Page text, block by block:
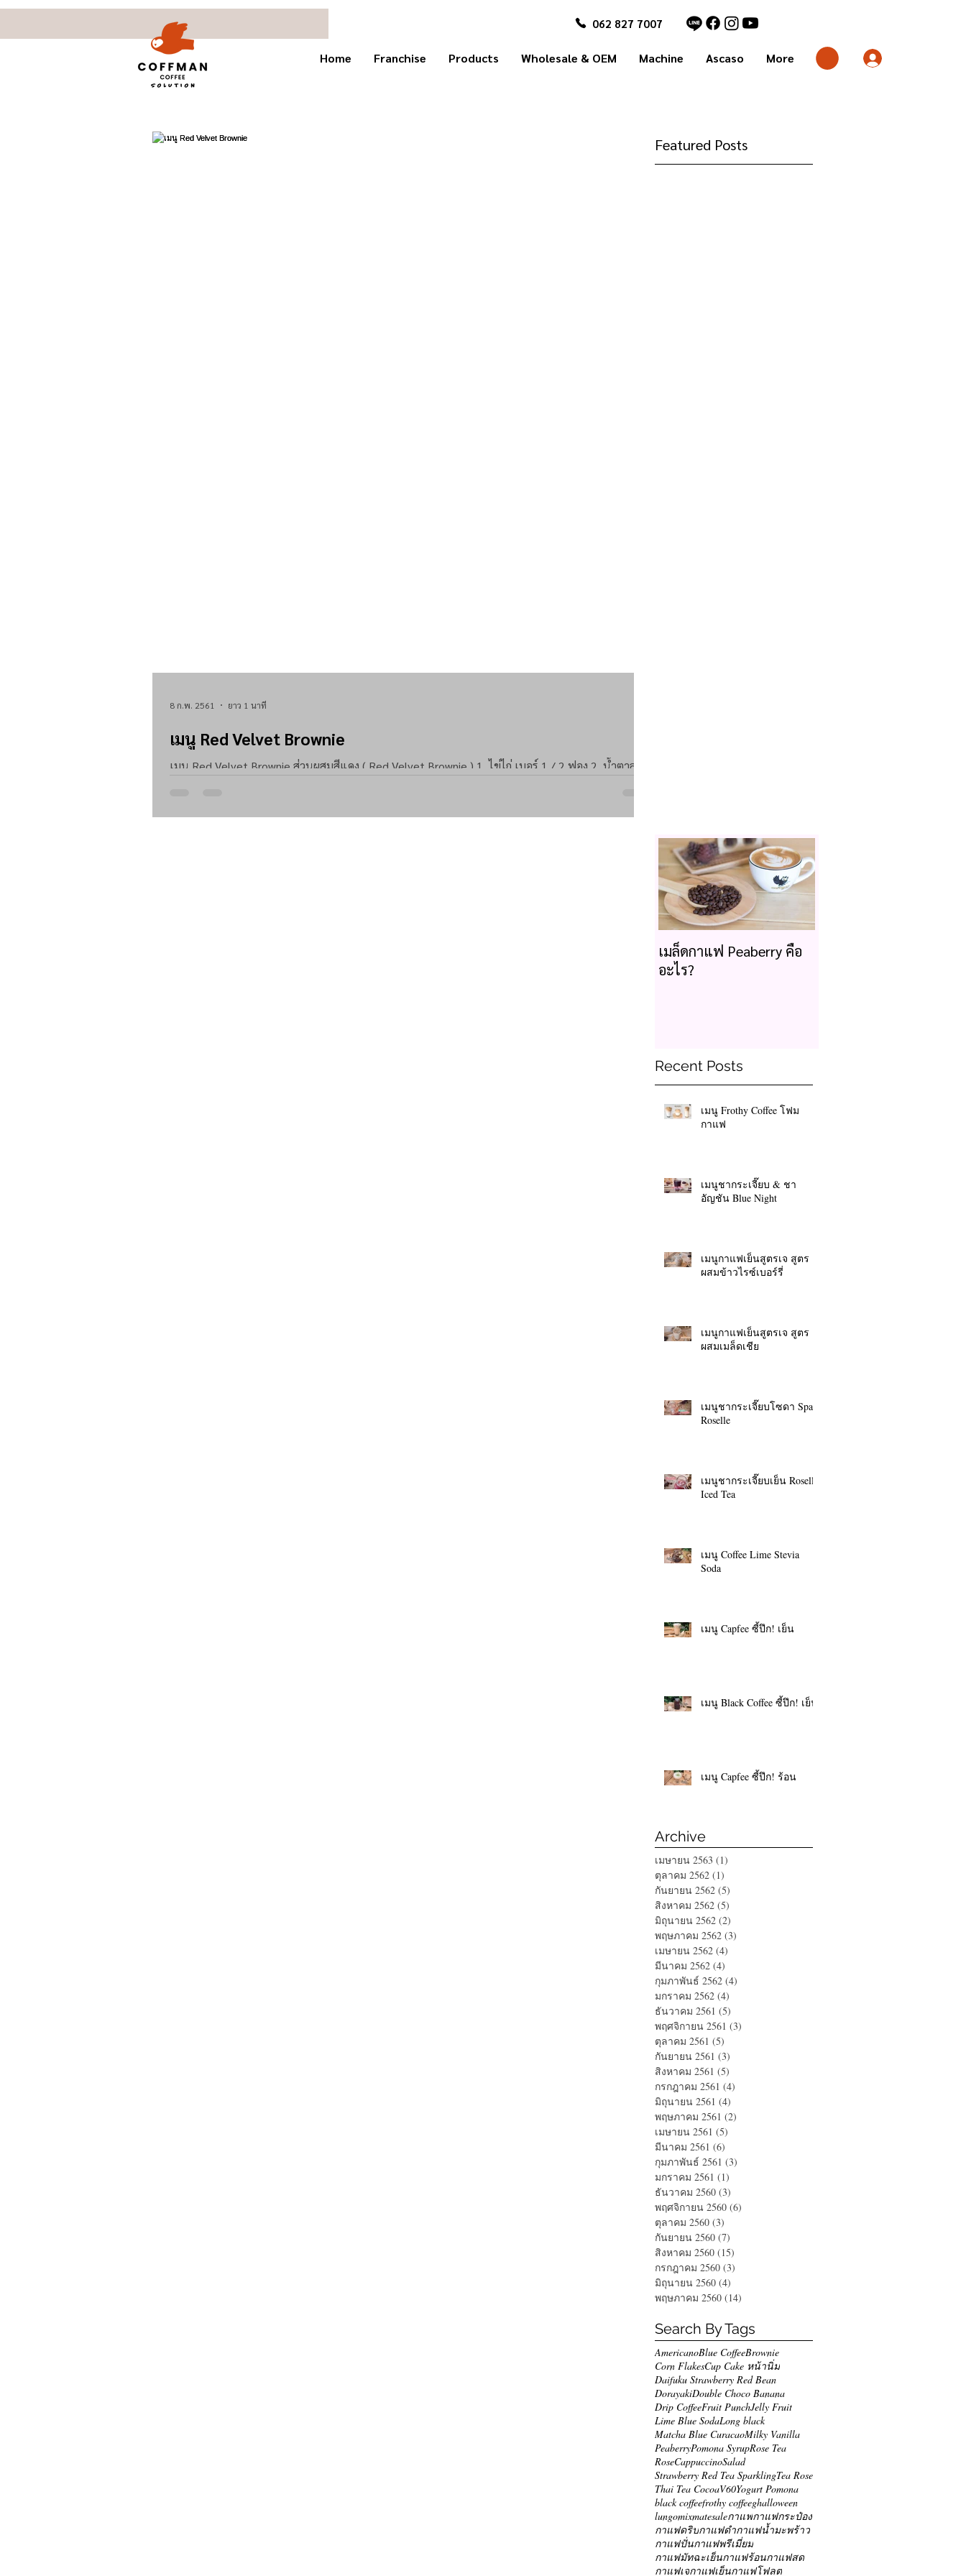
062 827 7007
Home Franchise Products Wholesale & OEM Machine Ascaso More
เมนู Red Velvet Brownie
เมนู Red Velvet Brownie ส่วนผสมสีแดง ( Red Velvet Brownie ) 1. ไข่ไก่ เบอร์ 1 / 2 ฟอง 2. น้ำตาล
8 ก.พ. 2561 ยาว 1 นาที
Featured Posts
เมล็ดกาแฟ Peaberry คือ
อะไร?
Recent Posts
เมนู Frothy Coffee โฟม
กาแฟ
เมนูชากระเจี๊ยบ & ชา
อัญชัน Blue Night
เมนูกาแฟเย็นสูตรเจ สูตร
ผสมข้าวไรซ์เบอร์รี่
เมนูกาแฟเย็นสูตรเจ สูตร
ผสมเมล็ดเชีย
เมนูชากระเจี๊ยบโซดา Spark
Roselle
เมนูชากระเจี๊ยบเย็น Roselle
Iced Tea
เมนู Coffee Lime Stevia
Soda
เมนู Capfee ซี้ปึก! เย็น
เมนู Black Coffee ซี้ปึก! เย็น
เมนู Capfee ซี้ปึก! ร้อน
Archive
เมษายน 2563 (1)
ตุลาคม 2562 (1)
กันยายน 2562 (5)
สิงหาคม 2562 (5)
มิถุนายน 2562 (2)
พฤษภาคม 2562 (3)
เมษายน 2562 (4)
มีนาคม 2562 (4)
กุมภาพันธ์ 2562 (4)
มกราคม 2562 (4)
ธันวาคม 2561 (5)
พฤศจิกายน 2561 (3)
ตุลาคม 2561 (5)
กันยายน 2561 (3)
สิงหาคม 2561 (5)
กรกฎาคม 2561 (4)
มิถุนายน 2561 (4)
พฤษภาคม 2561 (2)
เมษายน 2561 (5)
มีนาคม 2561 (6)
กุมภาพันธ์ 2561 (3)
มกราคม 2561 (1)
ธันวาคม 2560 (3)
พฤศจิกายน 2560 (6)
ตุลาคม 2560 (3)
กันยายน 2560 (7)
สิงหาคม 2560 (15)
กรกฎาคม 2560 (3)
มิถุนายน 2560 (4)
พฤษภาคม 2560 (14)
Search By Tags
AmericanoBlue CoffeeBrownie
Corn FlakesCup Cake หน้านิ่ม
Daifuku Strawberry Red Bean
DorayakiDouble Choco Banana
Drip CoffeeFruit PunchJelly Fruit
Lime Blue SodaLong black
Matcha Blue CuracaoMilky Vanilla
PeaberryPomona SyrupRose Tea
RoseCappuccinoSalad
Strawberry Red Tea SparklingTea Rose
Thai Tea CocoaV60Yogurt Pomona
black coffeefrothy coffeeghalloween
lungomixmatesaleกาแฟกาแฟกระป๋อง
กาแฟดริปกาแฟดำกาแฟน้ำมะพร้าว
กาแฟปั่นกาแฟพรีเมี่ยม
กาแฟมัทฉะเย็นกาแฟร้อนกาแฟสด
กาแฟเจกาแฟเย็นกาแฟโฟลต